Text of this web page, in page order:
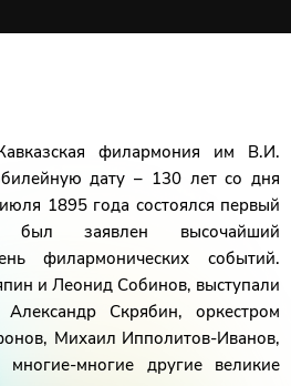
филармония им В.И.
дату – 130 лет со дня
1895 года состоялся первый
заявлен высочайший
филармонических событий.
и Леонид Собинов, выступали
Скрябин, оркестром
Михаил Ипполитов-Иванов,
многие другие великие